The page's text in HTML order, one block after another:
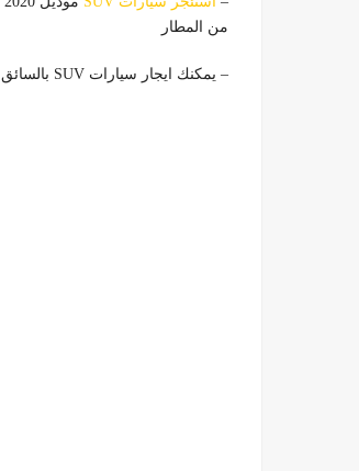
من المطار
– يمكنك ايجار سيارات SUV بالسائق ايجار يومي او شهري او سنوي و للشركات و رجال الاعمال